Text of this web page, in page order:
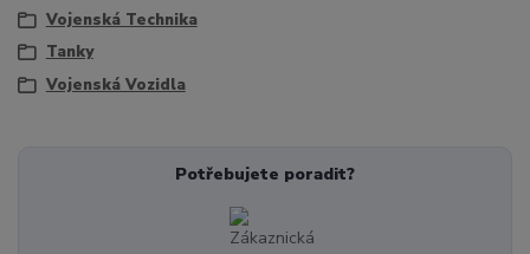
Vojenská Technika
Tanky
Vojenská Vozidla
Potřebujete poradit?